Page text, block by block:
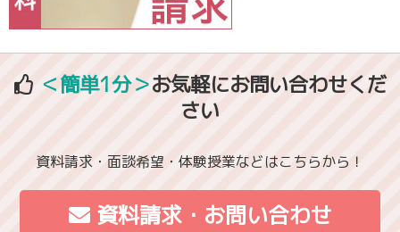
＜簡単1分＞お気軽にお問い合わせくだ
さい
資料請求・面談希望・体験授業などはこちらから！
資料請求・お問い合わせ